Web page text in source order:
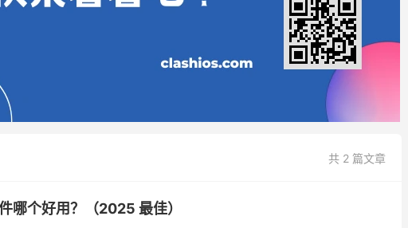
共 2 篇文章
哪个好用？（2025 最佳）